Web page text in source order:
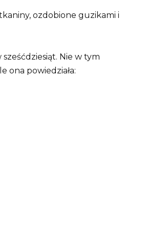
ozdobione guzikami i
Nie w tym
ona powiedziała: